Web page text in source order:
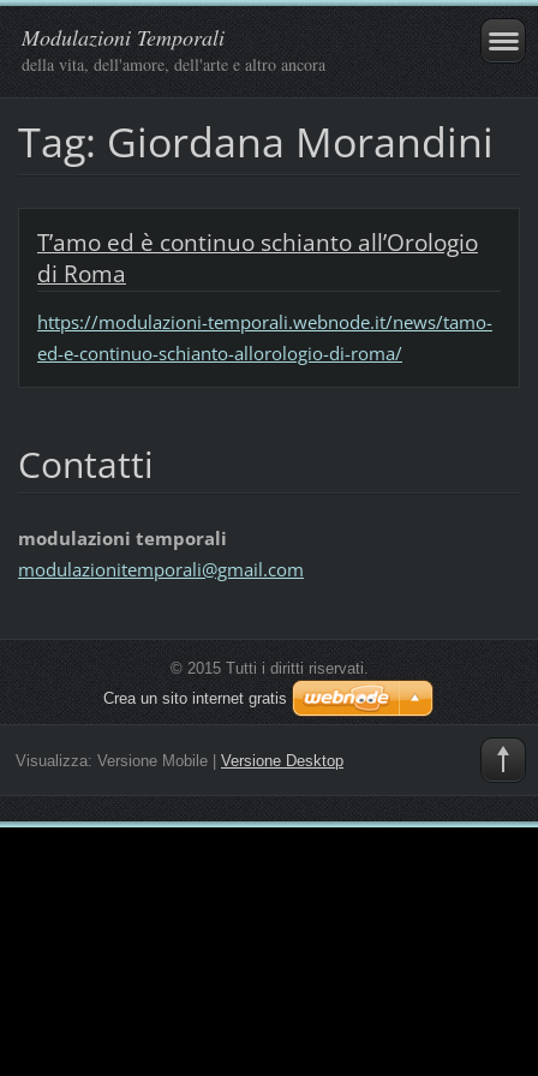
Modulazioni Temporali
della vita, dell'amore, dell'arte e altro ancora
Tag: Giordana Morandini
T’amo ed è continuo schianto all’Orologio
di Roma
https://modulazioni-temporali.webnode.it/news/tamo-
ed-e-continuo-schianto-allorologio-di-roma/
Contatti
modulazioni temporali
modulazionitemporali@gmail.com
© 2015 Tutti i diritti riservati.
Crea un sito internet gratis
Visualizza: Versione Mobile| Versione Desktop